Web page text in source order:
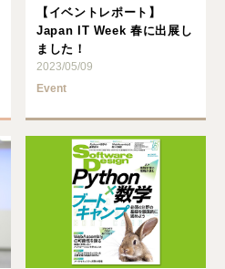
【イベントレポート】
Japan IT Week 春に出展し
ました！
2023/05/09
Event